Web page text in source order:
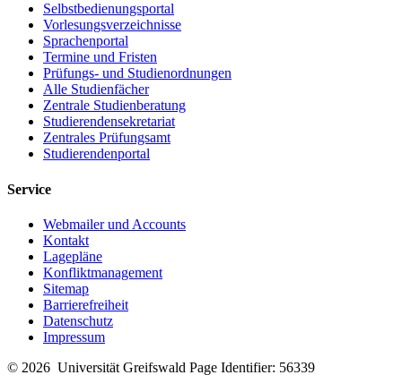
Selbstbedienungsportal
Vorlesungsverzeichnisse
Sprachenportal
Termine und Fristen
Prüfungs- und Studienordnungen
Alle Studienfächer
Zentrale Studienberatung
Studierendensekretariat
Zentrales Prüfungsamt
Studierendenportal
Service
Webmailer und Accounts
Kontakt
Lagepläne
Konfliktmanagement
Sitemap
Barrierefreiheit
Datenschutz
Impressum
© 2026 Universität Greifswald Page Identifier: 56339